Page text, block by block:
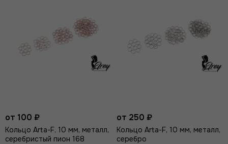
от 100 ₽
Кольцо Arta-F, 10 мм, металл,
серебристый пион 168
от 250 ₽
Кольцо Arta-F, 10 мм, металл,
серебро